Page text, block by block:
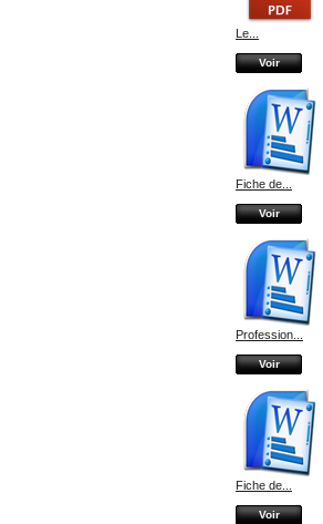
Le...
Voir
Fiche de...
Voir
Profession...
Voir
Fiche de...
Voir